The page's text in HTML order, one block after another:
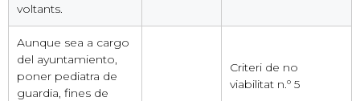
voltants.
Aunque sea a cargo
del ayuntamiento,
poner pediatra de
guardia, fines de
Criteri de no
viabilitat n.º 5